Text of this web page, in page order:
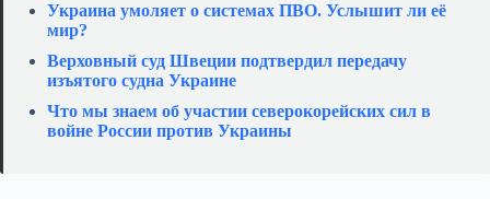
Украина умоляет о системах ПВО. Услышит ли её
мир?
Верховный суд Швеции подтвердил передачу
изъятого судна Украине
Что мы знаем об участии северокорейских сил в
войне России против Украины